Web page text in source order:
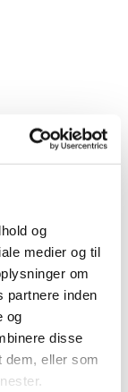
og
medier og til
om
partnere inden
og
disse
dem, eller som